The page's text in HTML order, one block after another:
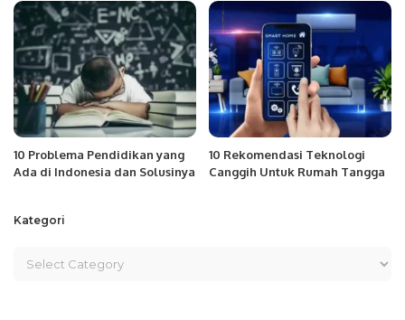
10 Problema Pendidikan yang
Ada di Indonesia dan Solusinya
10 Rekomendasi Teknologi
Canggih Untuk Rumah Tangga
Kategori